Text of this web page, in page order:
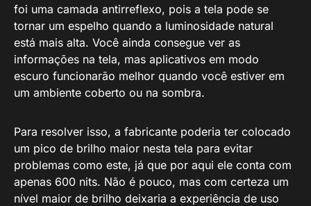
foi uma camada antirreflexo, pois a tela pode se
tornar um espelho quando a luminosidade natural
está mais alta. Você ainda consegue ver as
informações na tela, mas aplicativos em modo
escuro funcionarão melhor quando você estiver em
um ambiente coberto ou na sombra.
Para resolver isso, a fabricante poderia ter colocado
um pico de brilho maior nesta tela para evitar
problemas como este, já que por aqui ele conta com
apenas 600 nits. Não é pouco, mas com certeza um
nível maior de brilho deixaria a experiência de uso